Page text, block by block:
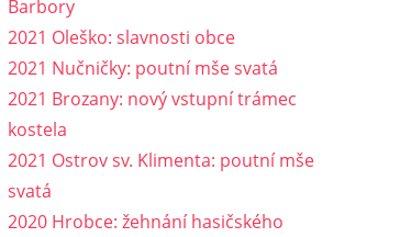
Barbory
2021 Oleško: slavnosti obce
2021 Nučničky: poutní mše svatá
2021 Brozany: nový vstupní trámec
kostela
2021 Ostrov sv. Klimenta: poutní mše
svatá
2020 Hrobce: žehnání hasičského